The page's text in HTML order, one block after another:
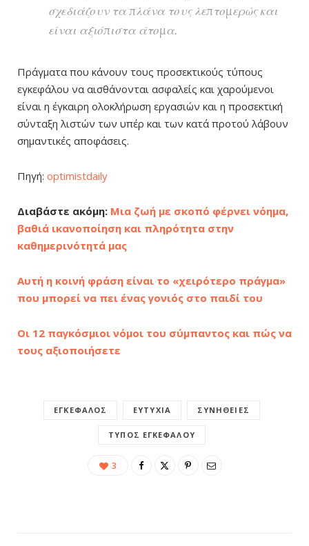
σχεδιάζουν τα πλάνα τους λεπτομερώς και
είναι αξιόπιστα άτομα.
Πράγματα που κάνουν τους προσεκτικούς τύπους
εγκεφάλου να αισθάνονται ασφαλείς και χαρούμενοι
είναι η έγκαιρη ολοκλήρωση εργασιών και η προσεκτική
σύνταξη λιστών των υπέρ και των κατά προτού λάβουν
σημαντικές αποφάσεις.
Πηγή: optimistdaily
Διαβάστε ακόμη: Μια ζωή με σκοπό φέρνει νόημα,
βαθιά ικανοποίηση και πληρότητα στην
καθημερινότητά μας
Αυτή η κοινή φράση είναι το «χειρότερο πράγμα»
που μπορεί να πει ένας γονιός στο παιδί του
Οι 12 παγκόσμιοι νόμοι του σύμπαντος και πώς να
τους αξιοποιήσετε
ΕΓΚΈΦΑΛΟΣ ΕΥΤΥΧΊΑ ΣΥΝΉΘΕΙΕΣ
ΤΎΠΟΣ ΕΓΚΈΦΑΛΟΥ
3